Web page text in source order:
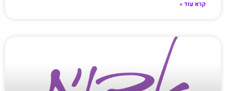
קרא עוד »